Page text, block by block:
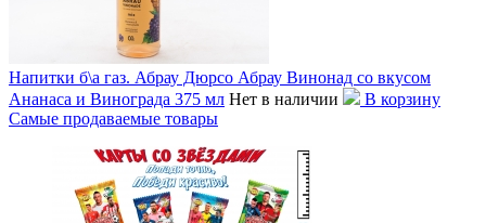
Напитки б\а газ. Абрау Дюрсо Абрау Винонад со вкусом
Ананаса и Винограда 375 мл Нет в наличии
В корзину
Самые продаваемые товары